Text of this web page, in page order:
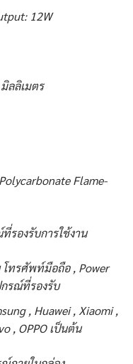
12W
ลลิเมตร
Flame-
รองรับการใช้งาน
โทรศัพท์มือถือ , Power
รณ์ที่รองรับ
, Huawei , Xiaomi ,
, OPPO เป็นต้น